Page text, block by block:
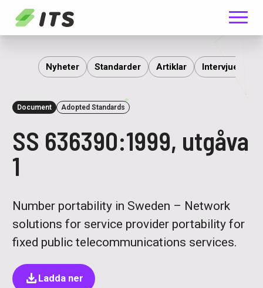
ITS
Nyheter Standarder Artiklar Intervjuer
Document Adopted Standards
SS 636390:1999, utgåva
1
Number portability in Sweden – Network
solutions for service provider portability for
fixed public telecommunications services.
downloadLadda ner